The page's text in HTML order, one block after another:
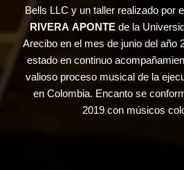
Bells LLC y un taller realizado por
RIVERA APONTE de la
Arecibo en el mes de junio del año
estado en continuo
valioso proceso musical de la
en Colombia. Encanto se
2019 con músicos